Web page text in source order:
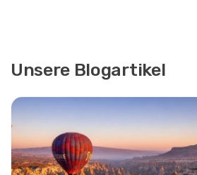
Unsere Blogartikel